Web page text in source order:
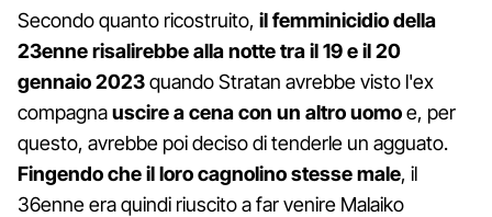
Secondo quanto ricostruito, il femminicidio della
23enne risalirebbe alla notte tra il 19 e il 20
gennaio 2023quando Stratan avrebbe visto l'ex
compagnauscire a cena con un altro uomoe, per
questo, avrebbe poi deciso di tenderle un agguato.
Fingendo che il loro cagnolino stesse male, il
36enne era quindi riuscito a far venire Malaiko